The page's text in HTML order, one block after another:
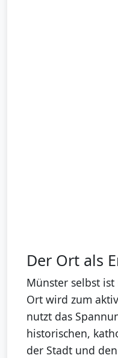
Der Ort als
Münster selbst
Ort wird zum
nutzt das
historischen,
der Stadt und